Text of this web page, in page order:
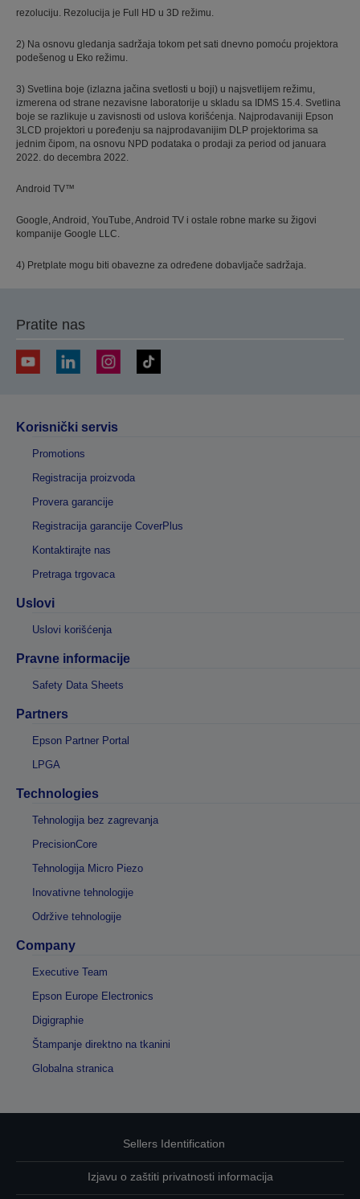
rezoluciju. Rezolucija je Full HD u 3D režimu.
2) Na osnovu gledanja sadržaja tokom pet sati dnevno pomoću projektora
podešenog u Eko režimu.
3) Svetlina boje (izlazna jačina svetlosti u boji) u najsvetlijem režimu,
izmerena od strane nezavisne laboratorije u skladu sa IDMS 15.4. Svetlina
boje se razlikuje u zavisnosti od uslova korišćenja. Najprodavaniji Epson
3LCD projektori u poređenju sa najprodavanijim DLP projektorima sa
jednim čipom, na osnovu NPD podataka o prodaji za period od januara
2022. do decembra 2022.
Android TV™
Google, Android, YouTube, Android TV i ostale robne marke su žigovi
kompanije Google LLC.
4) Pretplate mogu biti obavezne za određene dobavljače sadržaja.
Pratite nas
Korisnički servis
Promotions
Registracija proizvoda
Provera garancije
Registracija garancije CoverPlus
Kontaktirajte nas
Pretraga trgovaca
Uslovi
Uslovi korišćenja
Pravne informacije
Safety Data Sheets
Partners
Epson Partner Portal
LPGA
Technologies
Tehnologija bez zagrevanja
PrecisionCore
Tehnologija Micro Piezo
Inovativne tehnologije
Održive tehnologije
Company
Executive Team
Epson Europe Electronics
Digigraphie
Štampanje direktno na tkanini
Globalna stranica
Sellers Identification
Izjavu o zaštiti privatnosti informacija